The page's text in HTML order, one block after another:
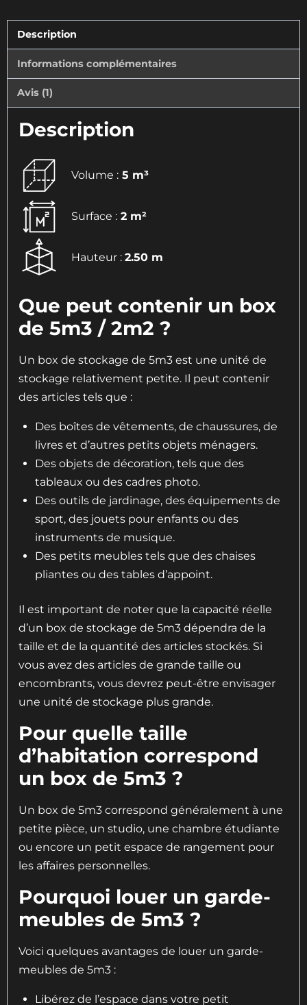
Description
Informations complémentaires
Avis (1)
Description
Volume : 5 m³
Surface : 2 m²
Hauteur : 2.50 m
Que peut contenir un box
de 5m3 / 2m2 ?
Un box de stockage de 5m3 est une unité de
stockage relativement petite. Il peut contenir
des articles tels que :
Des boîtes de vêtements, de chaussures, de
livres et d’autres petits objets ménagers.
Des objets de décoration, tels que des
tableaux ou des cadres photo.
Des outils de jardinage, des équipements de
sport, des jouets pour enfants ou des
instruments de musique.
Des petits meubles tels que des chaises
pliantes ou des tables d’appoint.
Il est important de noter que la capacité réelle
d’un box de stockage de 5m3 dépendra de la
taille et de la quantité des articles stockés. Si
vous avez des articles de grande taille ou
encombrants, vous devrez peut-être envisager
une unité de stockage plus grande.
Pour quelle taille
d’habitation correspond
un box de 5m3 ?
Un box de 5m3 correspond généralement à une
petite pièce, un studio, une chambre étudiante
ou encore un petit espace de rangement pour
les affaires personnelles.
Pourquoi louer un garde-
meubles de 5m3 ?
Voici quelques avantages de louer un garde-
meubles de 5m3 :
Libérez de l’espace dans votre petit